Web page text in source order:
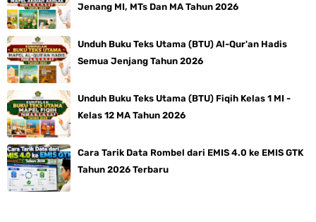
Jenang MI, MTs Dan MA Tahun 2026
Unduh Buku Teks Utama (BTU) Al-Qur'an Hadis
Semua Jenjang Tahun 2026
Unduh Buku Teks Utama (BTU) Fiqih Kelas 1 MI -
Kelas 12 MA Tahun 2026
Cara Tarik Data Rombel dari EMIS 4.0 ke EMIS GTK
Tahun 2026 Terbaru